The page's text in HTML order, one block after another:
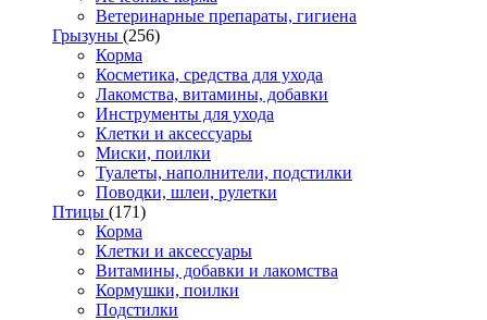
Ветеринарные препараты, гигиена
Грызуны (256)
Корма
Косметика, средства для ухода
Лакомства, витамины, добавки
Инструменты для ухода
Клетки и аксессуары
Миски, поилки
Туалеты, наполнители, подстилки
Поводки, шлеи, рулетки
Птицы (171)
Корма
Клетки и аксессуары
Витамины, добавки и лакомства
Кормушки, поилки
Подстилки